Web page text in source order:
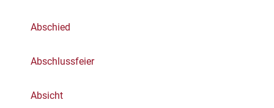
Abschied
Abschlussfeier
Absicht